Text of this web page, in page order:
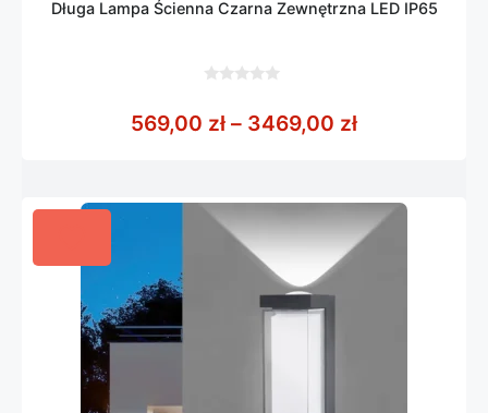
Długa Lampa Ścienna Czarna Zewnętrzna LED IP65
5
569,00 zł – 3469,00 złZakres cen: